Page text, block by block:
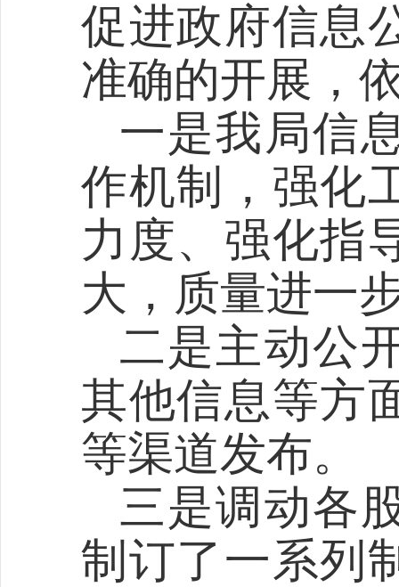
促进政府信息
准确的开展，
一是我局信
作机制，强化
力度、强化指
大，质量进一
二是主动公
其他信息等方
等渠道发布。
三是调动各
制订了一系列